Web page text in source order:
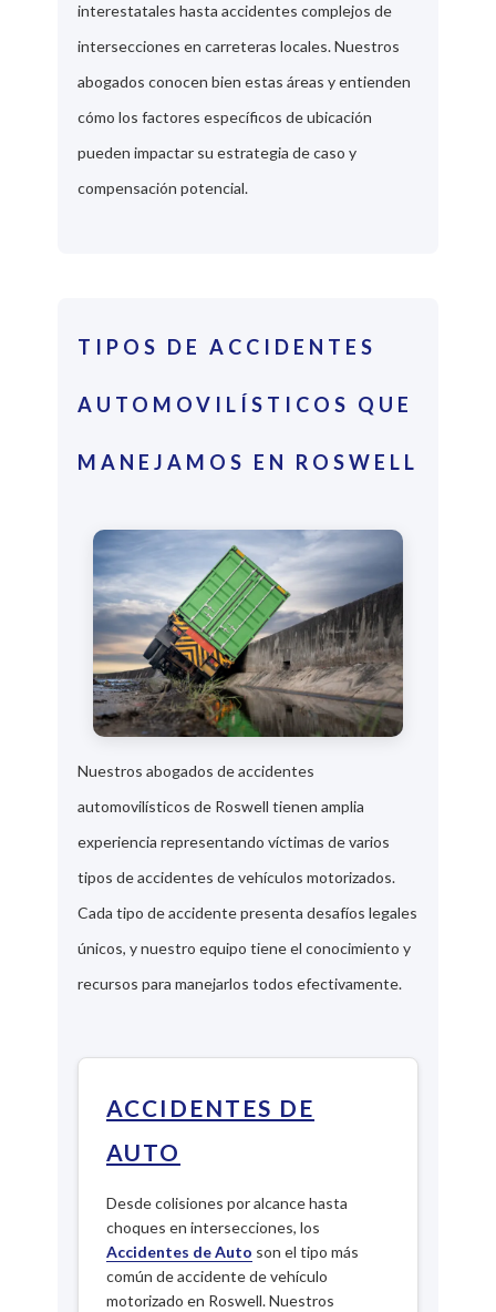
interestatales hasta accidentes complejos de
intersecciones en carreteras locales. Nuestros
abogados conocen bien estas áreas y entienden
cómo los factores específicos de ubicación
pueden impactar su estrategia de caso y
compensación potencial.
TIPOS DE ACCIDENTES
AUTOMOVILÍSTICOS QUE
MANEJAMOS EN ROSWELL
Nuestros abogados de accidentes
automovilísticos de Roswell tienen amplia
experiencia representando víctimas de varios
tipos de accidentes de vehículos motorizados.
Cada tipo de accidente presenta desafíos legales
únicos, y nuestro equipo tiene el conocimiento y
recursos para manejarlos todos efectivamente.
ACCIDENTES DE
AUTO
Desde colisiones por alcance hasta
choques en intersecciones, los
Accidentes de Auto son el tipo más
común de accidente de vehículo
motorizado en Roswell. Nuestros